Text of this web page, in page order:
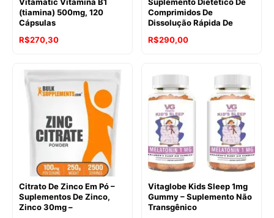
(tiamina) 500mg, 120
Cápsulas
R$270,30
Comprimidos De
Dissolução Rápida De
R$290,00
Citrato De Zinco Em Pó –
Suplementos De Zinco,
Zinco 30mg –
Vitaglobe Kids Sleep 1mg
Gummy – Suplemento Não
Transgênico